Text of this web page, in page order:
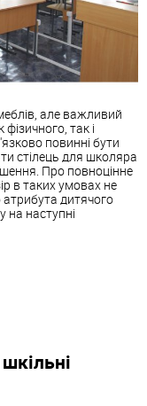
але важливий
так і
повинні бути
стілець для школяра
Про повноцінне
в таких умовах не
дитячого
на наступні